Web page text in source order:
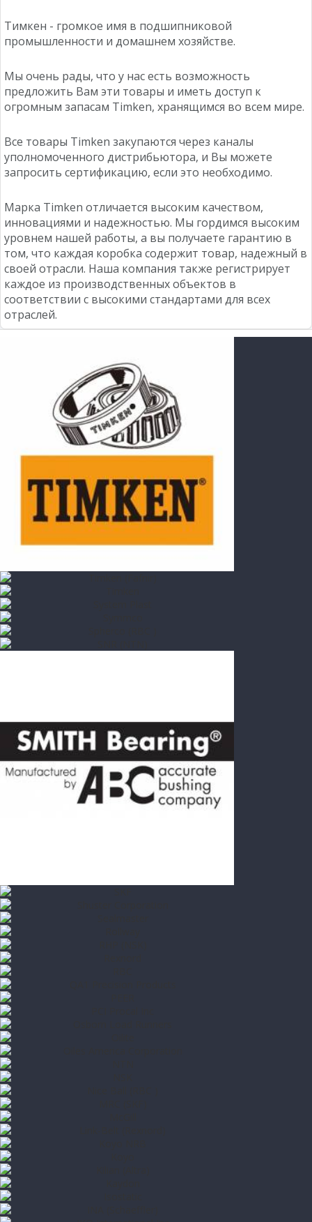
Тимкен - громкое имя в подшипниковой
промышленности и домашнем хозяйстве.
Мы очень рады, что у нас есть возможность
предложить Вам эти товары и иметь доступ к
огромным запасам Timken, хранящимся во всем мире.
Все товары Timken закупаются через каналы
уполномоченного дистрибьютора, и Вы можете
запросить сертификацию, если это необходимо.
Марка Timken отличается высоким качеством,
инновациями и надежностью. Мы гордимся высоким
уровнем нашей работы, а вы получаете гарантию в
том, что каждая коробка содержит товар, надежный в
своей отрасли. Наша компания также регистрирует
каждое из производственных объектов в
соответствии с высокими стандартами для всех
отраслей.